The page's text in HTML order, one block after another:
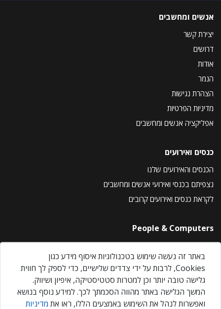
אנשים ומחשבים
יצירת קשר
דרושים
אודות
הנמר
הצהרת נגישות
מדיניות הפרטיות
אפליקציה אנשים ומחשבים
כנסים ואירועים
הכנסים והאירועים שלנו
נצפיתם בכנסי ואירועי אנשים ומחשבים
לקראת כנסים ואירועים קרובים
People & Computers
About Us
Privacy Policy
Contact Us
Our Events
באתר זה נעשה שימוש בטכנולוגיות איסוף מידע כגון
Cookies, לרבות על ידי צדדים שלישיים, כדי לספק לך חווית
גלישה טובה יותר וכן למטרות סטטיסטיקה, איפיון ושיווק.
המשך הגלישה באתר מהווה הסכמתך לכך. למידע נוסף בנושא
ואפשרות לנהל את השימוש באמצעים הללו, ראו את מדיניות